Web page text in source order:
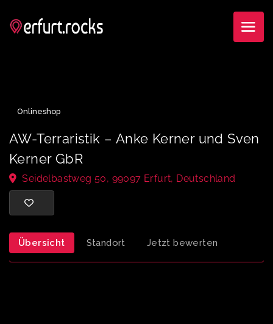
AW-Terraristik – Anke Kerner und
Kerner GbR
Seidelbastweg 50, 99097 Erfurt, Deutschland
Übersicht Standort Jetzt bewerten